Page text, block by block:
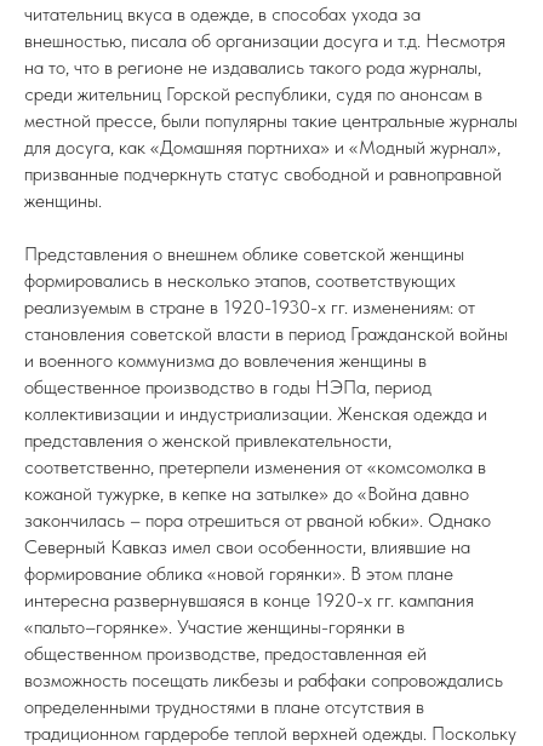
читательниц вкуса в одежде, в способах ухода за
внешностью, писала об организации досуга и т.д. Несмотря
на то, что в регионе не издавались такого рода журналы,
среди жительниц Горской республики, судя по анонсам в
местной прессе, были популярны такие центральные журналы
для досуга, как «Домашняя портниха» и «Модный журнал»,
призванные подчеркнуть статус свободной и равноправной
женщины.
Представления о внешнем облике советской женщины
формировались в несколько этапов, соответствующих
реализуемым в стране в 1920-1930-х гг. изменениям: от
становления советской власти в период Гражданской войны
и военного коммунизма до вовлечения женщины в
общественное производство в годы НЭПа, период
коллективизации и индустриализации. Женская одежда и
представления о женской привлекательности,
соответственно, претерпели изменения от «комсомолка в
кожаной тужурке, в кепке на затылке» до «Война давно
закончилась – пора отрешиться от рваной юбки». Однако
Северный Кавказ имел свои особенности, влиявшие на
формирование облика «новой горянки». В этом плане
интересна развернувшаяся в конце 1920-х гг. кампания
«пальто–горянке». Участие женщины-горянки в
общественном производстве, предоставленная ей
возможность посещать ликбезы и рабфаки сопровождались
определенными трудностями в плане отсутствия в
традиционном гардеробе теплой верхней одежды. Поскольку